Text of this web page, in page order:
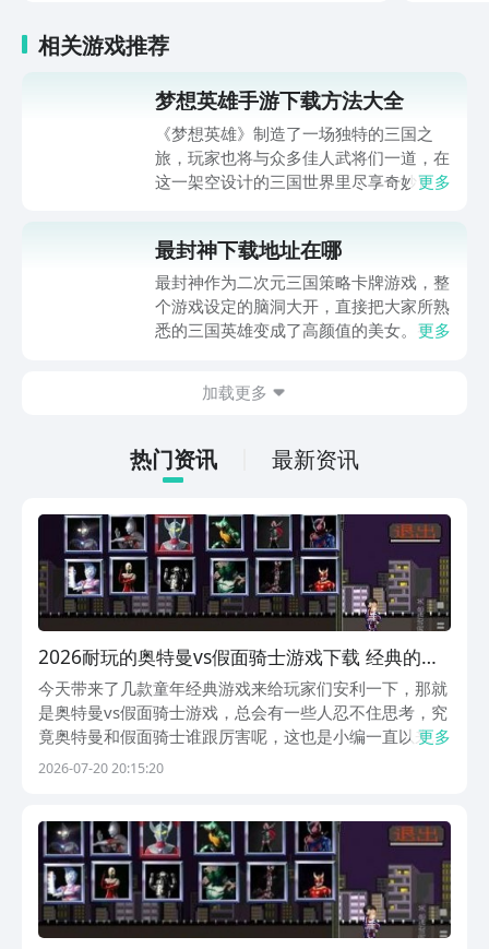
相关游戏推荐
梦想英雄手游下载方法大全
《梦想英雄》制造了一场独特的三国之
旅，玩家也将与众多佳人武将们一道，在
这一架空设计的三国世界里尽享奇妙冒
为玩家们带来，通过它就可以体验到超级
畅快的三国冒险，想入坑这一作品的玩家
还请不要错过。
更多
最封神下载地址在哪
最封神作为二次元三国策略卡牌游戏，整
个游戏设定的脑洞大开，直接把大家所熟
悉的三国英雄变成了高颜值的美女。整体
家在体验游戏的时候，如果能够成功的下
面就针对下载地址做相关内容的介绍。
更多
加载更多
热门资讯 最新资讯
2026耐玩的奥特曼vs假面骑士游戏下载 经典的奥
特曼假面骑士游戏介绍
今天带来了几款童年经典游戏来给玩家们安利一下，那就
是奥特曼vs假面骑士游戏，总会有一些人忍不住思考，究
竟奥特曼和假面骑士谁跟厉害呢，这也是小编一直以来思
考的问题，那么玩家就从游戏中找寻一下答案吧，九游
更多
2026-07-20 20:15:20